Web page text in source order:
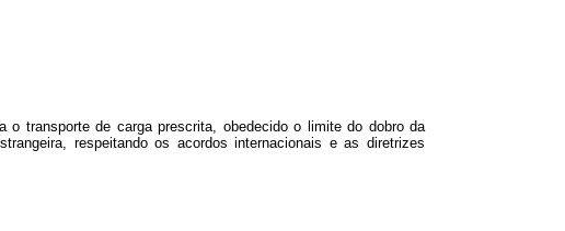
o transporte de carga prescrita, obedecido o limite do dobro da
respeitando os acordos internacionais e as diretrizes